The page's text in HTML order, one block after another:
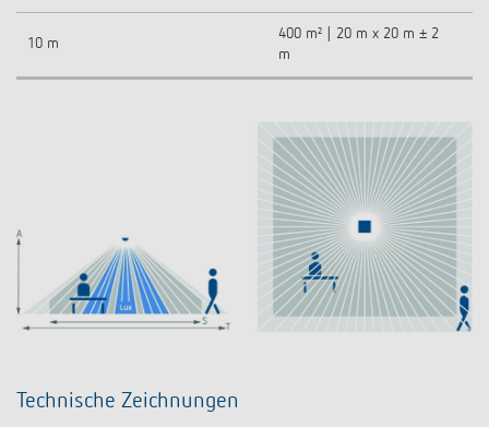
10 m
400 m² | 20 m x 20 m ± 2
m
Technische Zeichnungen